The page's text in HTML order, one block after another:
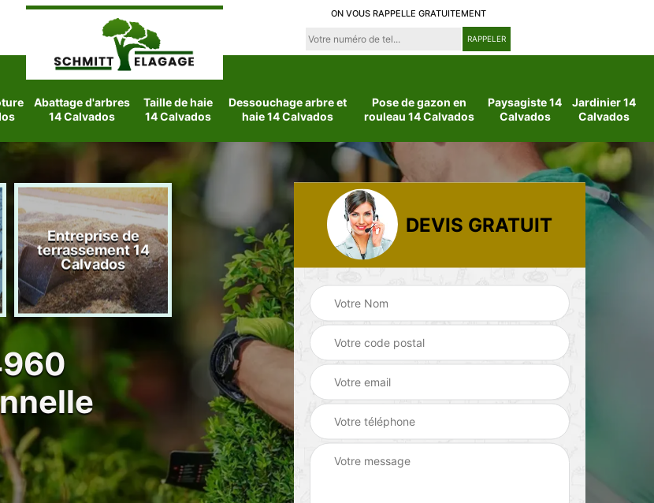
ON VOUS RAPPELLE GRATUITEMENT
Abattage d'arbres
14 Calvados
Taille de haie
14 Calvados
Dessouchage arbre et
haie 14 Calvados
Pose de gazon en
rouleau 14 Calvados
Paysagiste 14
Calvados
Jardinier 14
Calvados
Entreprise de
terrassement 14
Calvados
Etetage d'arbre 14
Calvados
Jardinier 14
DEVIS GRATUIT